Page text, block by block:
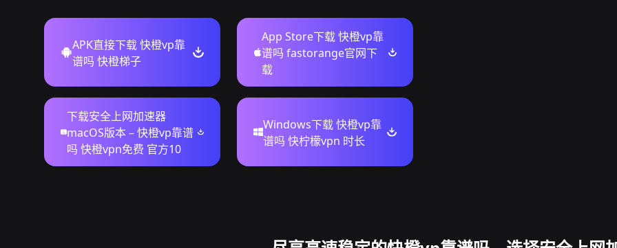
APK直接下载 快橙vp靠
谱吗 快橙梯子
App Store下载 快橙vp靠
谱吗 fastorange官网下
载
下载安全上网加速器
macOS版本 – 快橙vp靠谱
吗 快橙vpn免费 官方10
Windows下载 快橙vp靠
谱吗 快柠檬vpn 时长